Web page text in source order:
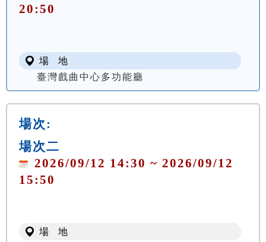
20:50
場 地
臺灣戲曲中心多功能廳
場次:
場次二
2026/09/12 14:30 ~ 2026/09/12
15:50
場 地